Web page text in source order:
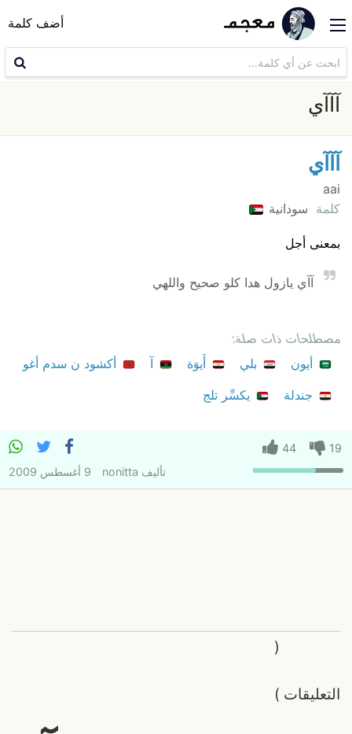
أضف كلمة
آآآي
آآآي
aai
كلمة سودانية
بمعنى أجل
آآي يازول هدا كلو صحيح واللهي
مصطلحات ذات صلة:
أيون
بلي أَيوَة آ
أكشود ن سدم أغو
جندلة
يكسِّر تلج
19
44
تأليف nonitta 9 أغسطس 2009
التعليقات
(
)